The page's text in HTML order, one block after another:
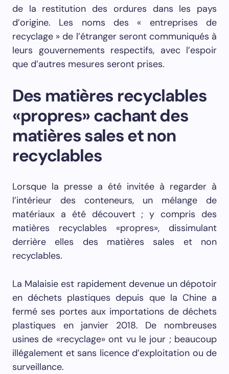
de la restitution des ordures dans les pays
d’origine. Les noms des « entreprises de
recyclage » de l’étranger seront communiqués à
leurs gouvernements respectifs, avec l’espoir
que d’autres mesures seront prises.
Des matières recyclables
«propres» cachant des
matières sales et non
recyclables
Lorsque la presse a été invitée à regarder à
l’intérieur des conteneurs, un mélange de
matériaux a été découvert ; y compris des
matières recyclables «propres», dissimulant
derrière elles des matières sales et non
recyclables.
La Malaisie est rapidement devenue un dépotoir
en déchets plastiques depuis que la Chine a
fermé ses portes aux importations de déchets
plastiques en janvier 2018. De nombreuses
usines de «recyclage» ont vu le jour ; beaucoup
illégalement et sans licence d’exploitation ou de
surveillance.